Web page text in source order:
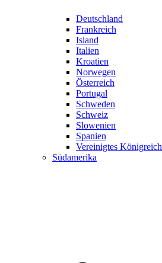
Deutschland
Frankreich
Island
Italien
Kroatien
Norwegen
Österreich
Portugal
Schweden
Schweiz
Slowenien
Spanien
Vereinigtes Königreich
Südamerika